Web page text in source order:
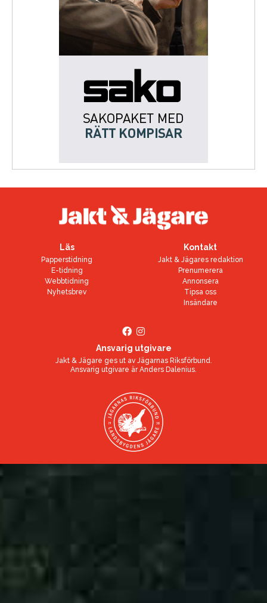
Läs
Papperstidning
E-tidning
Webbtidning
Nyhetsbrev
Kontakt
Jakt & Jägares redaktion
Prenumerera
Annonsera
Tipsa oss
Insändare
Ansvarig utgivare
Jakt & Jägare ges ut av Jägarnas Riksförbund.
Ansvarig utgivare ärAnders Dalenius.